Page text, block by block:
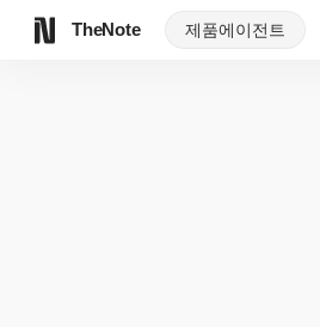
TheNote 제품에이전트